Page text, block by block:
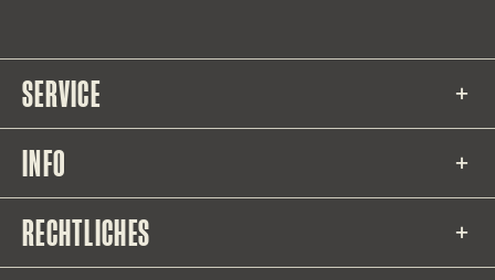
SERVICE
INFO
RECHTLICHES